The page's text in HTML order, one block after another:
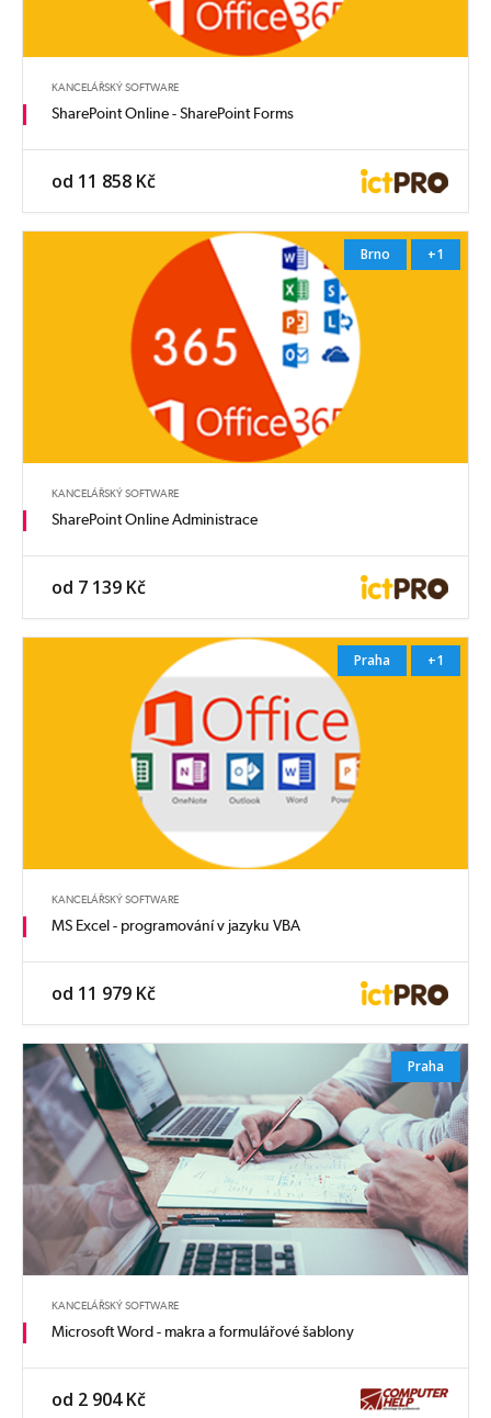
KANCELÁŘSKÝ SOFTWARE
SharePoint Online - SharePoint Forms
od 11 858 Kč
Brno +1
KANCELÁŘSKÝ SOFTWARE
SharePoint Online Administrace
od 7 139 Kč
Praha +1
KANCELÁŘSKÝ SOFTWARE
MS Excel - programování v jazyku VBA
od 11 979 Kč
Praha
KANCELÁŘSKÝ SOFTWARE
Microsoft Word - makra a formulářové šablony
od 2 904 Kč